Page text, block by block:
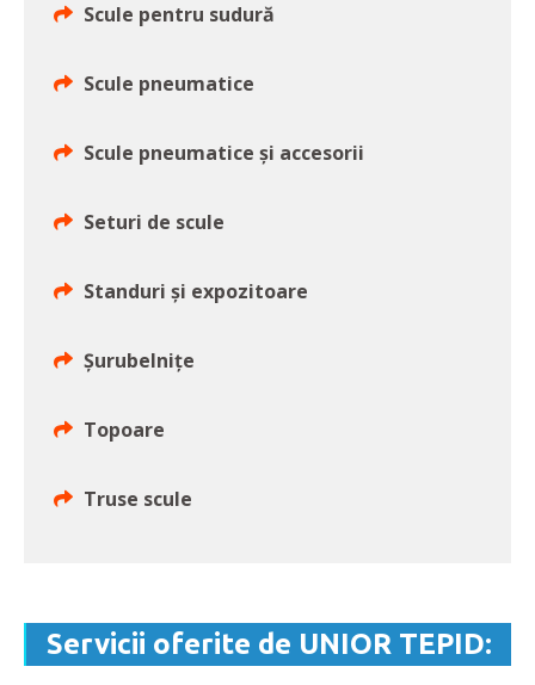
Scule pentru sudură
Scule pneumatice
Scule pneumatice şi accesorii
Seturi de scule
Standuri şi expozitoare
Şurubelniţe
Topoare
Truse scule
Servicii oferite de UNIOR TEPID: